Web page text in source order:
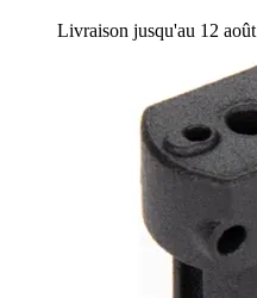
Livraison jusqu'au 12 août